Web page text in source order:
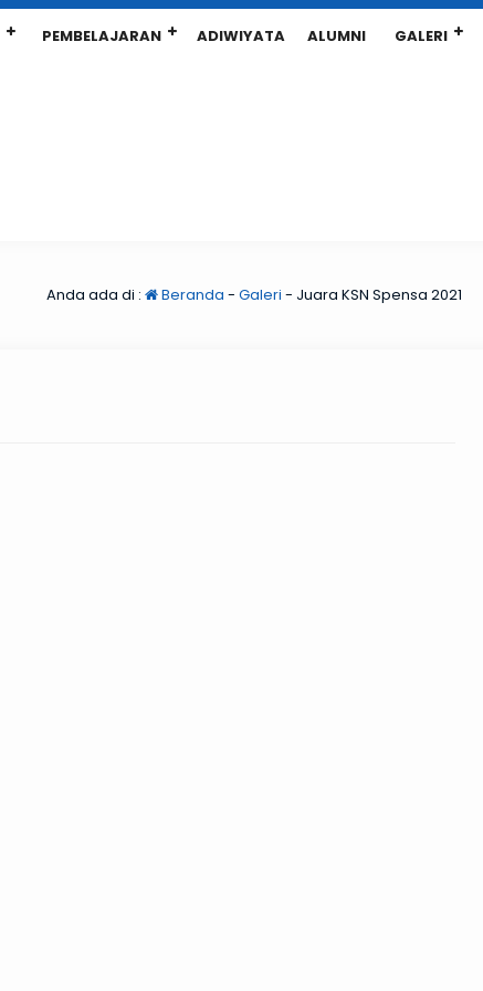
PEMBELAJARAN ADIWIYATA ALUMNI GALERI
Anda ada di : Beranda - Galeri - Juara KSN Spensa 2021